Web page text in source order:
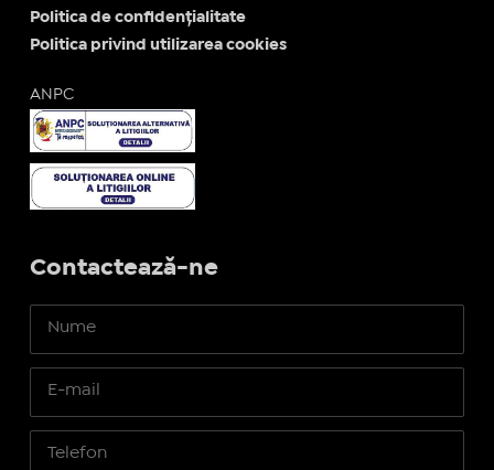
Politica de confidențialitate
Politica privind utilizarea cookies
ANPC
Contactează-ne